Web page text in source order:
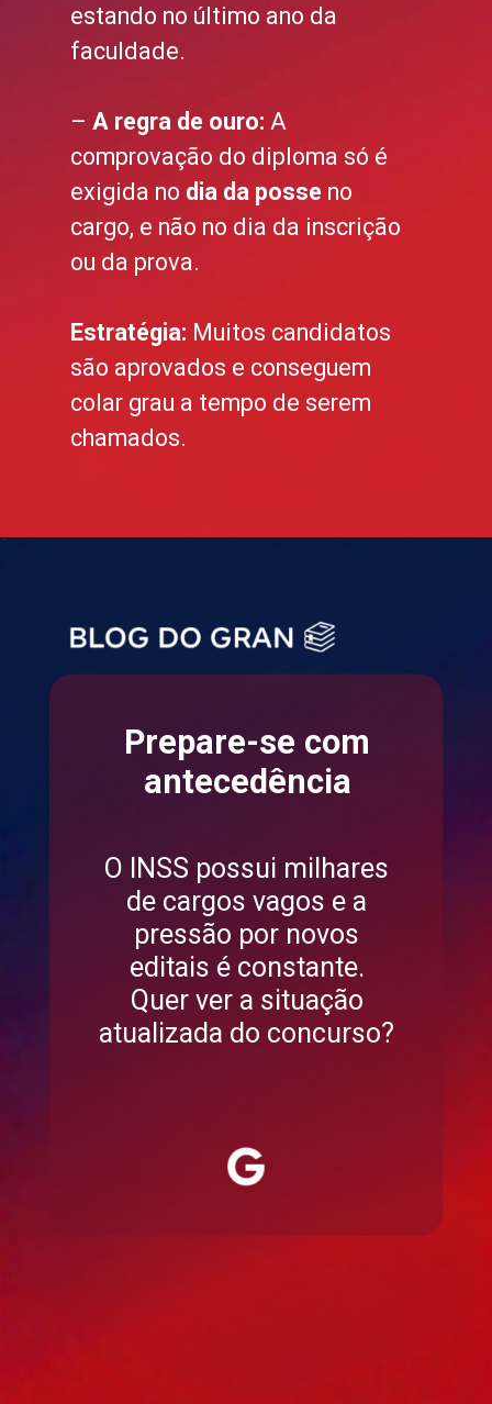
estando no último ano da
faculdade.
–A regra de ouro: A
comprovação do diploma só é
exigida no dia da posse no
cargo, e não no dia da inscrição
ou da prova.
Estratégia: Muitos candidatos
são aprovados e conseguem
colar grau a tempo de serem
chamados.
Prepare-se com
antecedência
O INSS possui milhares
de cargos vagos e a
pressão por novos
editais é constante.
Quer ver a situação
atualizada do concurso?